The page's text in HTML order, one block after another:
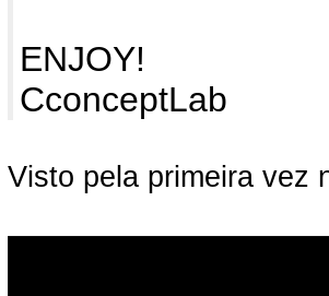
ENJOY!
CconceptLab
Visto pela primeira vez